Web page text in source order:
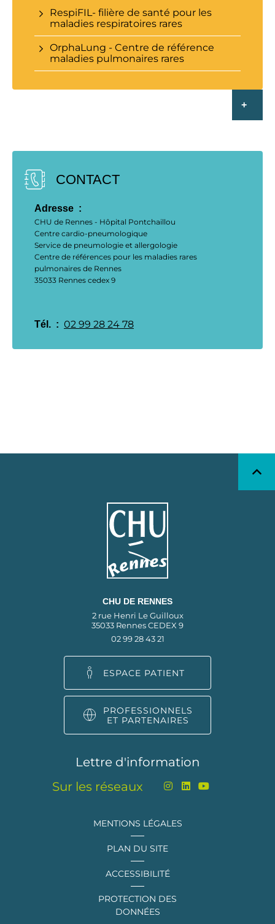
RespiFIL- filière de santé pour les
maladies respiratoires rares
OrphaLung - Centre de référence
maladies pulmonaires rares
CONTACT
Adresse  :
CHU de Rennes - Hôpital Pontchaillou
Centre cardio-pneumologique
Service de pneumologie et allergologie
Centre de références pour les maladies rares
pulmonaires de Rennes
35033 Rennes cedex 9
Tél.  : 02 99 28 24 78
CHU DE RENNES
2 rue Henri Le Guilloux
35033 Rennes CEDEX 9
02 99 28 43 21
ESPACE PATIENT
PROFESSIONNELS
ET PARTENAIRES
Lettre d'information
Sur les réseaux
MENTIONS LÉGALES
PLAN DU SITE
ACCESSIBILITÉ
PROTECTION DES
DONNÉES